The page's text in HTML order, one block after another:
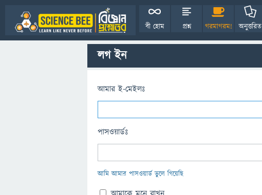
বী হোম প্রশ্ন গরমাগরম! অনুত্তরিত
লগ ইন
আমার ই-মেইলঃ
পাসওয়ার্ডঃ
আমি আমার পাসওয়ার্ড ভুলে গিয়েছি